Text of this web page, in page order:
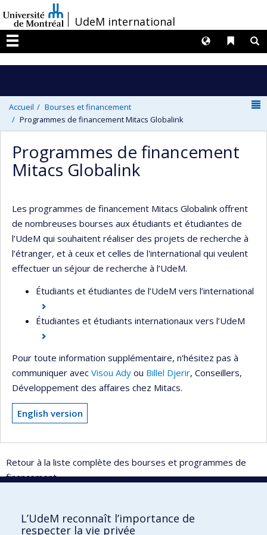
au
contenu
/UdeM international
Menu
Liens
Langues
Accueil
Bourses et financement
Programmes de financement Mitacs Globalink
Programmes de financement
Mitacs Globalink
Les programmes de financement Mitacs Globalink offrent
de nombreuses bourses aux étudiants et étudiantes de
l’UdeM qui souhaitent réaliser des projets de recherche à
l’étranger, et à ceux et celles de l'international qui veulent
effectuer un séjour de recherche à l’UdeM.
Étudiants et étudiantes de l’UdeM vers l’international
Étudiantes et étudiants internationaux vers l’UdeM
Pour toute information supplémentaire, n'hésitez pas à
communiquer avec Visou Ady ou Billel Djerir, Conseillers,
Développement des affaires chez Mitacs.
English version
Retour à la liste complète des bourses et programmes de
financement
UdeM international
L’UdeM reconnaît l’importance de
respecter la vie privée